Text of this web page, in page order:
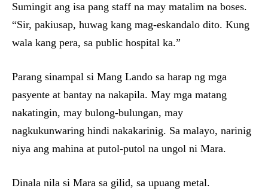
Sumingit ang isa pang staff na may matalim na boses.
“Sir, pakiusap, huwag kang mag-eskandalo dito. Kung
wala kang pera, sa public hospital ka.”
Parang sinampal si Mang Lando sa harap ng mga
pasyente at bantay na nakapila. May mga matang
nakatingin, may bulong-bulungan, may
nagkukunwaring hindi nakakarinig. Sa malayo, narinig
niya ang mahina at putol-putol na ungol ni Mara.
Dinala nila si Mara sa gilid, sa upuang metal.